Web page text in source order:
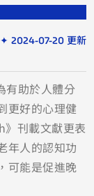
✦ 2024-07-20 更新
有助於人體分
更好的心理健
刊載文獻更表
年人的認知功
可能是促進晚